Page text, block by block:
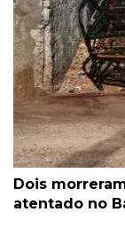
Dois
atentado no